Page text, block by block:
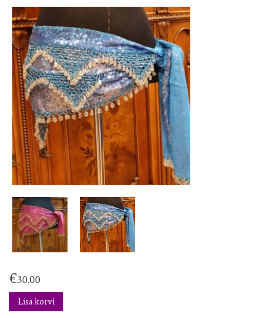
€30.00
Lisa korvi